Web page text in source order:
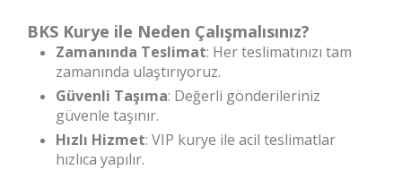
BKS Kurye ile Neden Çalışmalısınız?
Zamanında Teslimat: Her teslimatınızı tam
zamanında ulaştırıyoruz.
Güvenli Taşıma: Değerli gönderileriniz
güvenle taşınır.
Hızlı Hizmet: VIP kurye ile acil teslimatlar
hızlıca yapılır.